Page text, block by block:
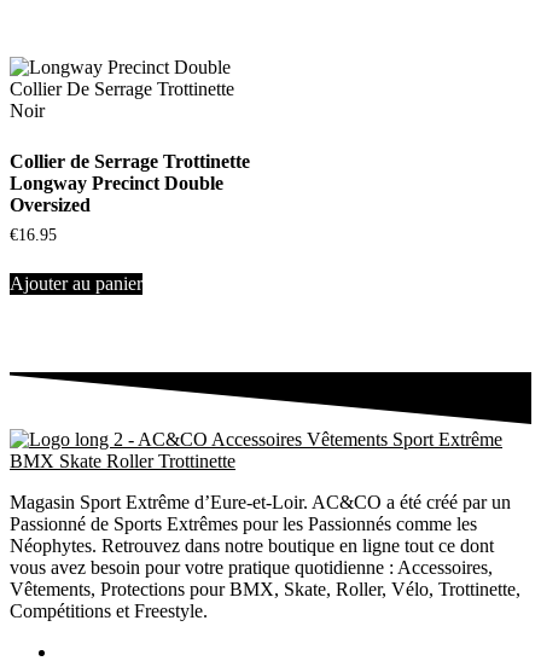
Collier de Serrage Trottinette
Longway Precinct Double
Oversized
€16.95
Ajouter au panier
Magasin Sport Extrême d’Eure-et-Loir. AC&CO a été créé par un
Passionné de Sports Extrêmes pour les Passionnés comme les
Néophytes. Retrouvez dans notre boutique en ligne tout ce dont
vous avez besoin pour votre pratique quotidienne : Accessoires,
Vêtements, Protections pour BMX, Skate, Roller, Vélo, Trottinette,
Compétitions et Freestyle.